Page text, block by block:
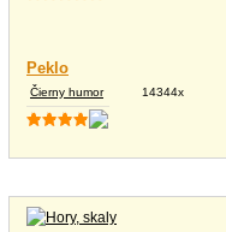
Peklo
Čierny humor 14344x